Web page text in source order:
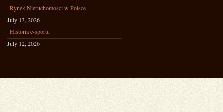
Rynek Nieruchomości w Polsce
July 13, 2026
Historia e-sportu
July 12, 2026